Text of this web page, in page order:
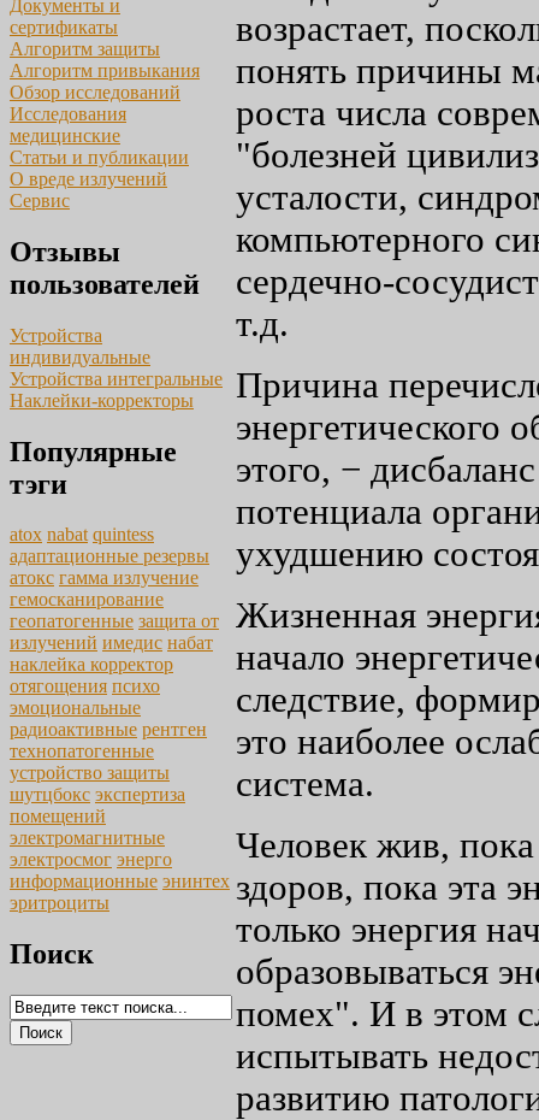
Документы и
сертификаты
Алгоритм защиты
Алгоритм привыкания
Обзор исследований
Исследования
медицинские
Статьи и публикации
О вреде излучений
Сервис
Отзывы
пользователей
Устройства
индивидуальные
Устройства интегральные
Наклейки-корректоры
Популярные
тэги
atox nabat quintess
адаптационные резервы
атокс гамма излучение
гемосканирование
геопатогенные защита от
излучений имедис набат
наклейка корректор
отягощения психо
эмоциональные
радиоактивные рентген
технопатогенные
устройство защиты
шутцбокс экспертиза
помещений
электромагнитные
электросмог энерго
информационные энинтех
эритроциты
Поиск
возрастает,
понять причины
роста числа
"болезней
усталости,
компьютерного
сердечно-
т.д.
Причина
энергетического
этого, −
потенциала
ухудшению
Жизненная
начало
следствие,
это наиболее
система.
Человек жив, пока
здоров, пока эта
только энергия
образовываться
помех". И в этом
испытывать
развитию